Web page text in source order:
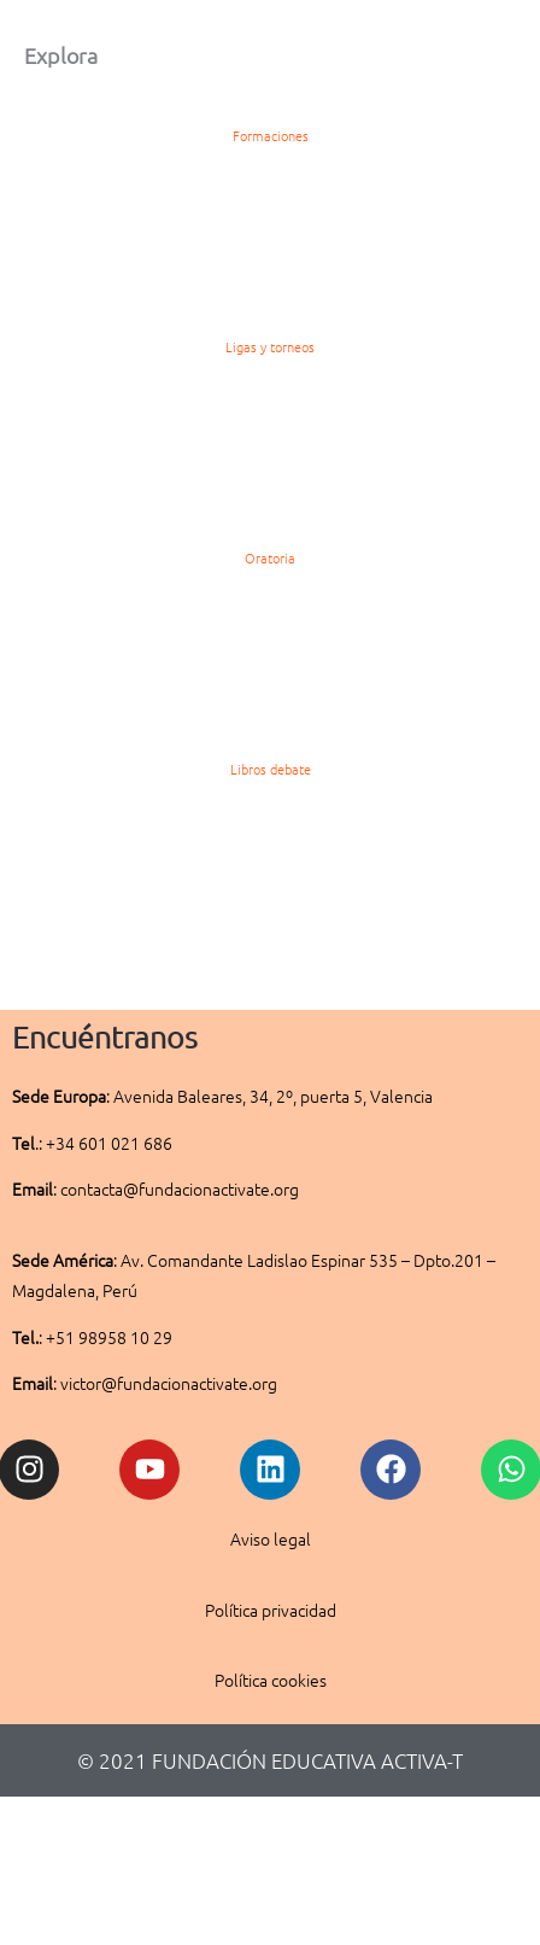
Explora
Formaciones
Ligas y torneos
Oratoria
Libros debate
Encuéntranos
Sede Europa:Avenida Baleares, 34, 2º, puerta 5, Valencia
Tel.: +34 601 021 686
Email: contacta@fundacionactivate.org
Sede América:Av. Comandante Ladislao Espinar 535 – Dpto.201 –
Magdalena, Perú
Tel.: +51 98958 10 29
Email: victor@fundacionactivate.org
InstagramYoutubeLinkedin Facebook
Aviso legal
Política privacidad
Política cookies
© 2021 FUNDACIÓN EDUCATIVA ACTIVA-T​